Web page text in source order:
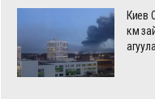
Киев
км